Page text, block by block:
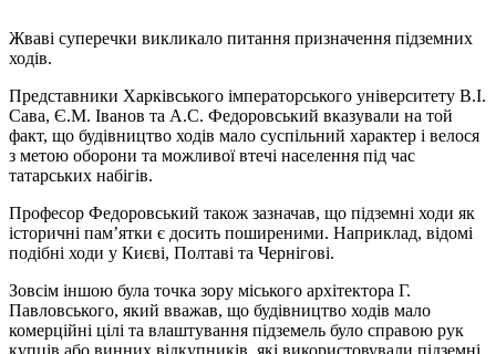
Жваві суперечки викликало питання призначення підземних
ходів.
Представники Харківського імператорського університету В.І.
Сава, Є.М. Іванов та А.С. Федоровський вказували на той
факт, що будівництво ходів мало суспільний характер і велося
з метою оборони та можливої ​​втечі населення під час
татарських набігів.
Професор Федоровський також зазначав, що підземні ходи як
історичні пам’ятки є досить поширеними. Наприклад, відомі
подібні ходи у Києві, Полтаві та Чернігові.
Зовсім іншою була точка зору міського архітектора Г.
Павловського, який вважав, що будівництво ходів мало
комерційні цілі та влаштування підземель було справою рук
купців або винних відкупників, які використовували підземні